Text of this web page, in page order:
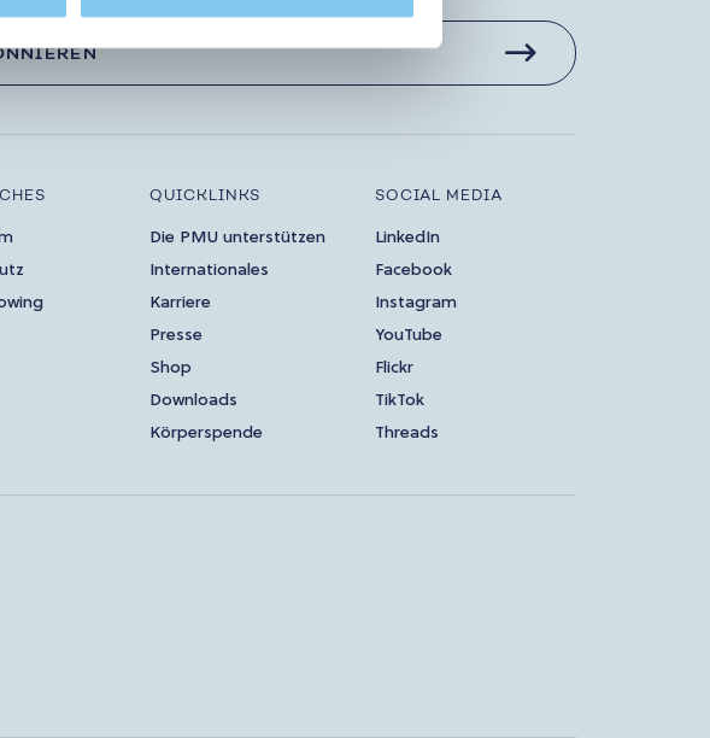
QUICKLINKS
Die PMU unterstützen
Internationales
Karriere
Presse
Shop
Downloads
Körperspende
SOCIAL MEDIA
LinkedIn
Facebook
Instagram
YouTube
Flickr
TikTok
Threads